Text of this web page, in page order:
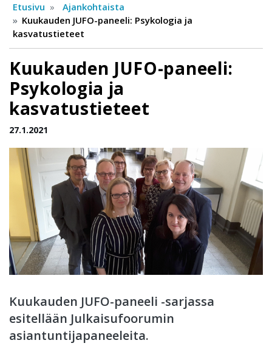
Etusivu
Ajankohtaista
Kuukauden JUFO-paneeli: Psykologia ja
kasvatustieteet
Kuukauden JUFO-paneeli:
Psykologia ja
kasvatustieteet
27.1.2021
Kuukauden JUFO-paneeli -sarjassa
esitellään Julkaisufoorumin
asiantuntijapaneeleita.